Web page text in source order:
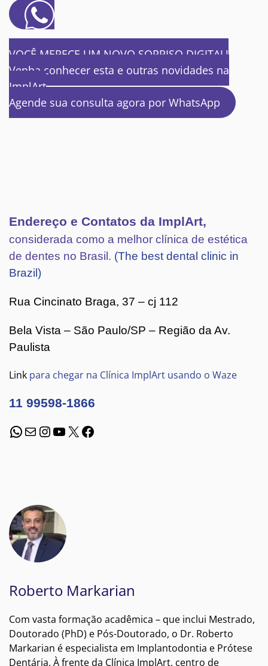
VOCÊ MERECE UM NOVO SORRISO DIGITAL!
Venha conhecer esta e outras novidades na
ImplArt
Agende sua consulta agora por WhatsApp
Endereço e Contatos da ImplArt,
considerada como a melhor clínica de estética
de dentes no Brasil. (The best dental clinic in
Brazil)
Rua Cincinato Braga, 37 – cj 112
Bela Vista – São Paulo/SP – Região da Av.
Paulista
Link para chegar na Clínica ImplArt usando o Waze
11 99598-1866
WhatsApp
E-mailInstagram
Youtube
X Facebook
Roberto Markarian
Com vasta formação acadêmica – que inclui Mestrado,
Doutorado (PhD) e Pós-Doutorado, o Dr. Roberto
Markarian é especialista em Implantodontia e Prótese
Dentária. À frente da Clínica ImplArt, centro de